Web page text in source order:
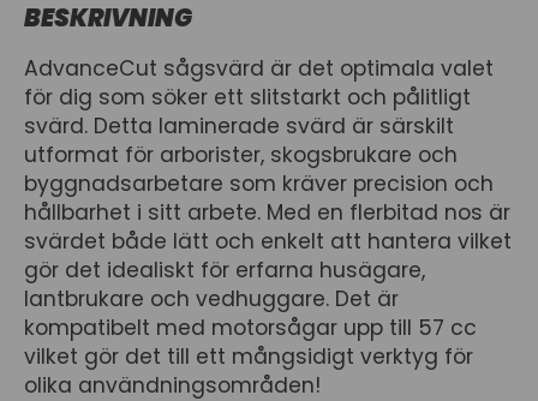
BESKRIVNING
AdvanceCut sågsvärd är det optimala valet
för dig som söker ett slitstarkt och pålitligt
svärd. Detta laminerade svärd är särskilt
utformat för arborister, skogsbrukare och
byggnadsarbetare som kräver precision och
hållbarhet i sitt arbete. Med en flerbitad nos är
svärdet både lätt och enkelt att hantera vilket
gör det idealiskt för erfarna husägare,
lantbrukare och vedhuggare. Det är
kompatibelt med motorsågar upp till 57 cc
vilket gör det till ett mångsidigt verktyg för
olika användningsområden!